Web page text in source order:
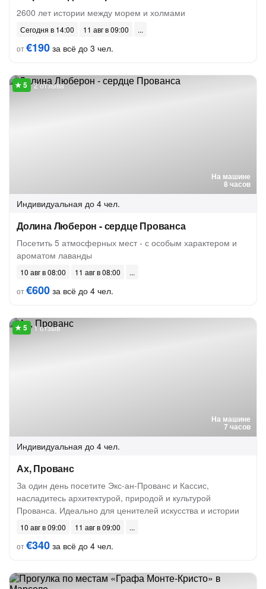
2600 лет истории между морем и холмами
Сегодня в 14:00
11 авг в 09:00
от€190 за всё до 3 чел.
На машине
8 часов
2 отзыва
Индивидуальная до 4 чел.
Долина Люберон - сердце Прованса
Посетить 5 атмосферных мест - с особым характером и
ароматом лаванды
10 авг в 08:00
11 авг в 08:00
от€600 за всё до 4 чел.
На машине
7 часов
1 отзыв
Индивидуальная до 4 чел.
Ах, Прованс
За один день посетите Экс-ан-Прованс и Кассис,
насладитесь архитектурой, природой и культурой
Прованса. Идеально для ценителей искусства и истории
10 авг в 09:00
11 авг в 09:00
от€340 за всё до 4 чел.